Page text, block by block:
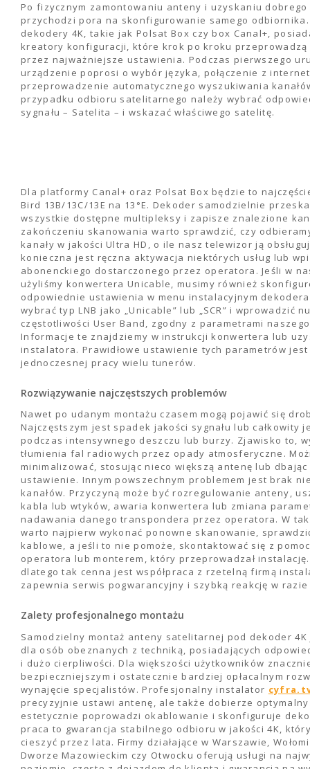
Po fizycznym zamontowaniu anteny i uzyskaniu dobrego
przychodzi pora na skonfigurowanie samego
dekodery 4K, takie jak Polsat Box czy box Canal+,
kreatory konfiguracji, które krok po kroku
przez najważniejsze ustawienia. Podczas pierwszego
urządzenie poprosi o wybór języka, połączenie z
przeprowadzenie automatycznego wyszukiwania
przypadku odbioru satelitarnego należy wybrać
sygnału – Satelita – i wskazać właściwego satelitę.
Dla platformy Canal+ oraz Polsat Box będzie to
Bird 13B/13C/13E na 13°E. Dekoder samodzielnie
wszystkie dostępne multipleksy i zapisze znalezione
zakończeniu skanowania warto sprawdzić, czy
kanały w jakości Ultra HD, o ile nasz telewizor ją
konieczna jest ręczna aktywacja niektórych usług lub
abonenckiego dostarczonego przez operatora. Jeśli w
użyliśmy konwertera Unicable, musimy również
odpowiednie ustawienia w menu instalacyjnym
wybrać typ LNB jako „Unicable” lub „SCR” i wprowadzić
częstotliwości User Band, zgodny z parametrami
Informacje te znajdziemy w instrukcji konwertera lub
instalatora. Prawidłowe ustawienie tych parametrów
jednoczesnej pracy wielu tunerów.
Rozwiązywanie najczęstszych problemów
Nawet po udanym montażu czasem mogą pojawić się
Najczęstszym jest spadek jakości sygnału lub całkowity
podczas intensywnego deszczu lub burzy. Zjawisko to,
tłumienia fal radiowych przez opady atmosferyczne.
minimalizować, stosując nieco większą antenę lub
ustawienie. Innym powszechnym problemem jest brak
kanałów. Przyczyną może być rozregulowanie anteny,
kabla lub wtyków, awaria konwertera lub zmiana
nadawania danego transpondera przez operatora. W
warto najpierw wykonać ponowne skanowanie,
kablowe, a jeśli to nie pomoże, skontaktować się z
operatora lub monterem, który przeprowadzał instalację.
dlatego tak cenna jest współpraca z rzetelną firmą
zapewnia serwis pogwarancyjny i szybką reakcję w
Zalety profesjonalnego montażu
Samodzielny montaż anteny satelitarnej pod dekoder
dla osób obeznanych z techniką, posiadających
i dużo cierpliwości. Dla większości użytkowników
bezpieczniejszym i ostatecznie bardziej opłacalnym
wynajęcie specjalistów. Profesjonalny instalator
precyzyjnie ustawi antenę, ale także dobierze
estetycznie poprowadzi okablowanie i skonfiguruje
praca to gwarancja stabilnego odbioru w jakości 4K,
cieszyć przez lata. Firmy działające w Warszawie,
Dworze Mazowieckim czy Otwocku oferują usługi na